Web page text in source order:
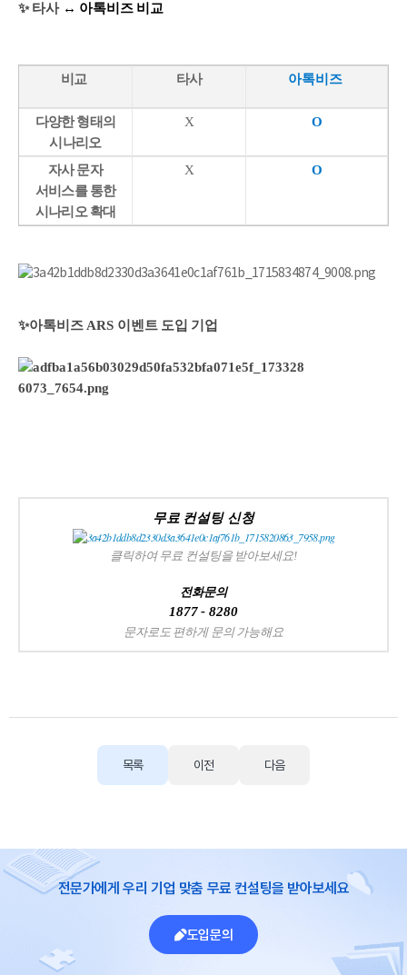
✨ 타사 ↔ 아톡비즈 비교
비교 타사 아톡비즈
다양한 형태의
시나리오
X O
자사 문자
서비스를 통한
시나리오 확대
X O
✨아톡비즈 ARS 이벤트 도입 기업
무료 컨설팅 신청
클릭하여 무료 컨설팅을 받아보세요!
전화문의
1877 - 8280
문자로도 편하게 문의 가능해요
목록 이전 다음
전문가에게 우리 기업 맞춤 무료 컨설팅을 받아보세요
도입문의